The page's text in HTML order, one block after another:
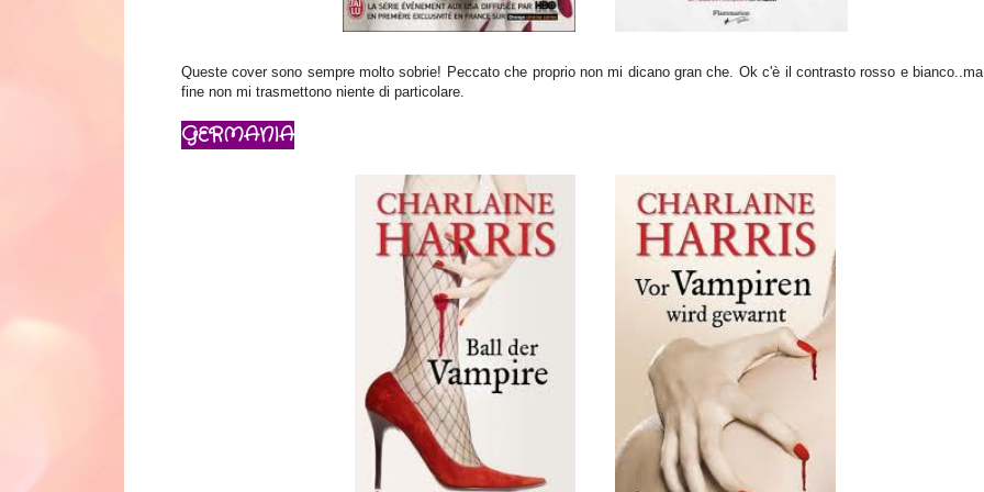
Queste cover sono sempre molto sobrie! Peccato che proprio non mi dicano gran che. Ok c'è il contrasto rosso e
fine non mi trasmettono niente di particolare.
GERMANIA